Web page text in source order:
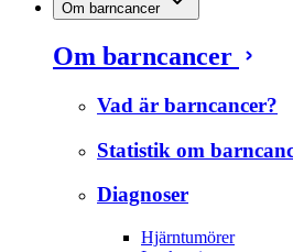
Om barncancer
Om barncancer
Vad är barncancer?
Statistik om
Diagnoser
Hjärntumörer